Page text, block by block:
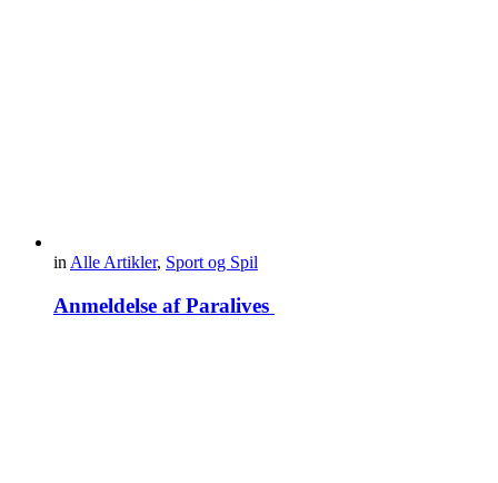
inAlle Artikler, Sport og Spil
Anmeldelse af Paralives